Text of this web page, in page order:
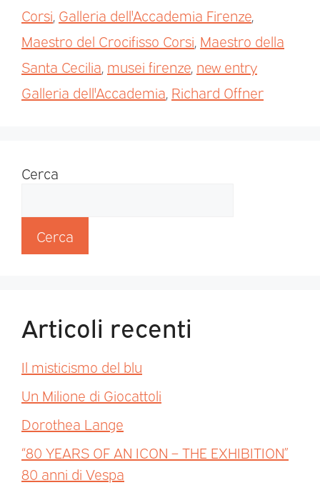
Corsi, Galleria dell'Accademia Firenze,
Maestro del Crocifisso Corsi, Maestro della
Santa Cecilia, musei firenze, new entry
Galleria dell'Accademia, Richard Offner
Cerca
Cerca
Articoli recenti
Il misticismo del blu
Un Milione di Giocattoli
Dorothea Lange
“80 YEARS OF AN ICON – THE EXHIBITION”
80 anni di Vespa